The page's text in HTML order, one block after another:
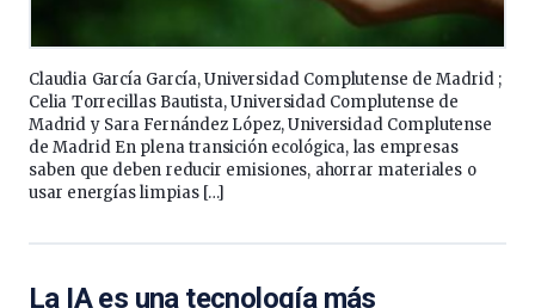
Claudia García García, Universidad Complutense de Madrid ;
Celia Torrecillas Bautista, Universidad Complutense de
Madrid y Sara Fernández López, Universidad Complutense
de Madrid En plena transición ecológica, las empresas
saben que deben reducir emisiones, ahorrar materiales o
usar energías limpias […]
La IA es una tecnología más